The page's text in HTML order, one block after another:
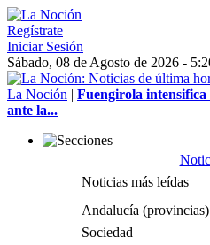
Regístrate
Iniciar Sesión
Sábado, 08 de Agosto de 2026 -
La Noción | Fuengirola intensifica
ante la...
Noticias más leídas
Andalucía (provincias)
Sociedad